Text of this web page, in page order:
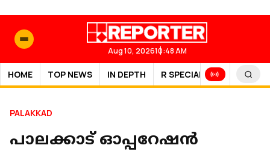
Aug 10, 202610:48 AM
HOME TOP NEWS IN DEPTH R SPECIAL SPORTS
PALAKKAD
പാലക്കാട് ഓപ്പറേഷന്‍